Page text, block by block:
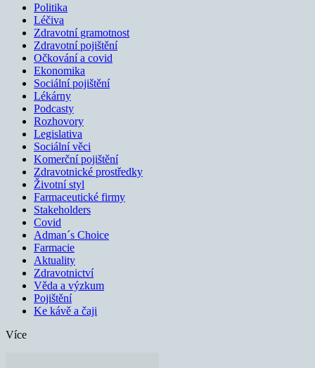
Politika
Léčiva
Zdravotní gramotnost
Zdravotní pojištění
Očkování a covid
Ekonomika
Sociální pojištění
Lékárny
Podcasty
Rozhovory
Legislativa
Sociální věci
Komerční pojištění
Zdravotnické prostředky
Životní styl
Farmaceutické firmy
Stakeholders
Covid
Adman´s Choice
Farmacie
Aktuality
Zdravotnictví
Věda a výzkum
Pojištění
Ke kávě a čaji
Více